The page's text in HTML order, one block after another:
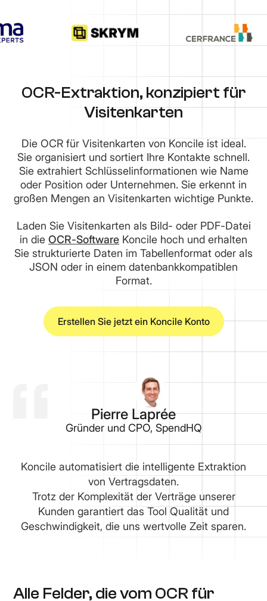
OCR-Extraktion, konzipiert für
Visitenkarten
Die OCR für Visitenkarten von Koncile ist ideal.
Sie organisiert und sortiert Ihre Kontakte schnell.
Sie extrahiert Schlüsselinformationen wie Name
oder Position oder Unternehmen. Sie erkennt in
großen Mengen an Visitenkarten wichtige Punkte.
Laden Sie Visitenkarten als Bild- oder PDF-Datei
in die OCR-Software Koncile hoch und erhalten
Sie strukturierte Daten im Tabellenformat oder als
JSON oder in einem datenbankkompatiblen
Format.
Erstellen Sie jetzt ein Koncile Konto
Pierre Laprée
Gründer und CPO, SpendHQ
Koncile automatisiert die intelligente Extraktion
von Vertragsdaten.
Trotz der Komplexität der Verträge unserer
Kunden garantiert das Tool Qualität und
Geschwindigkeit, die uns wertvolle Zeit sparen.
Alle Felder, die vom OCR für